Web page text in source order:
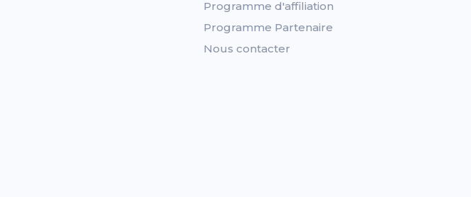
Programme d'affiliation
Programme Partenaire
Nous contacter